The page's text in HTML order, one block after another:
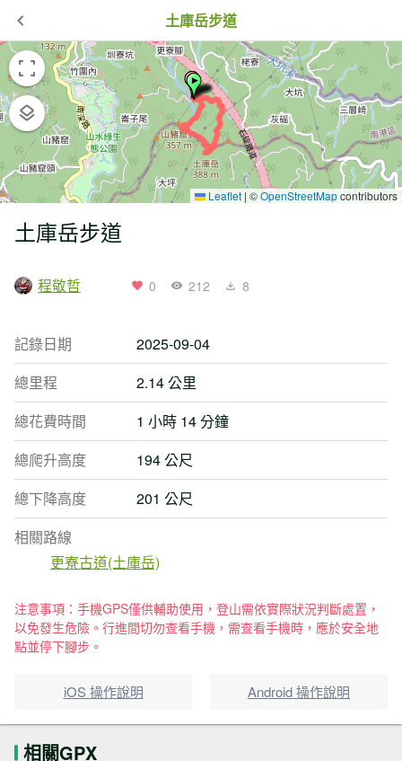
土庫岳步道
Leaflet | ©OpenStreetMapcontributors
土庫岳步道
程敬哲 0 212 8
記錄日期
2025-09-04
總里程
2.14 公里
總花費時間
1 小時 14 分鐘
總爬升高度
194 公尺
總下降高度
201 公尺
相關路線
更寮古道(土庫岳)
注意事項：手機GPS僅供輔助使用，登山需依實際狀況判斷處置，
以免發生危險。行進間切勿查看手機，需查看手機時，應於安全地
點並停下腳步。
iOS 操作說明 Android 操作說明
相關GPX